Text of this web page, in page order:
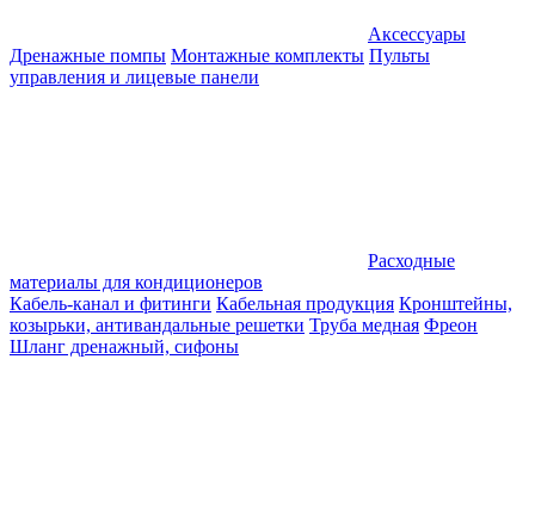
Аксессуары
Дренажные помпы Монтажные комплекты Пульты
управления и лицевые панели
Расходные
материалы для кондиционеров
Кабель-канал и фитинги Кабельная продукция Кронштейны,
козырьки, антивандальные решетки Труба медная Фреон
Шланг дренажный, сифоны